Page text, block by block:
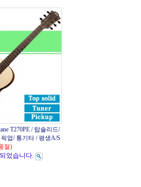
T270PE / 탑솔리드/
업/ 통기타 / 평생A/S
절)
었습니다.